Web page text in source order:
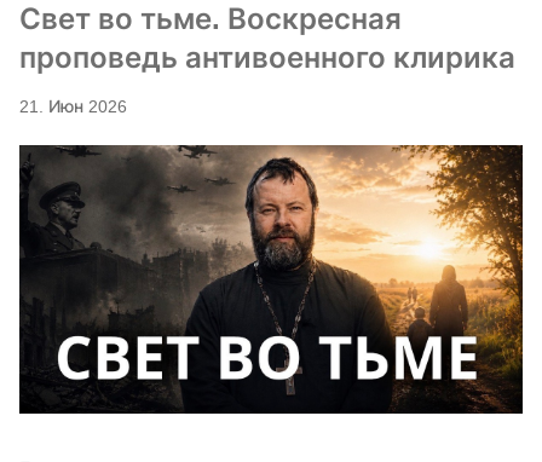
Свет во тьме. Воскресная
проповедь антивоенного клирика
21. Июн 2026